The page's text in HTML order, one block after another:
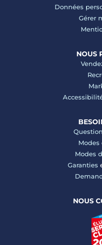
Données
Gérer
NOUS
Modes
Modes
Garanties
NOUS